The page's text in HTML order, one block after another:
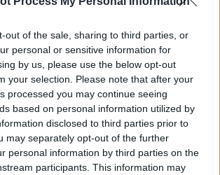
out of the sale, sharing to third parties, or
personal or sensitive information for
by us, please use the below opt-out
your selection. Please note that after your
processed you may continue seeing
based on personal information utilized by
disclosed to third parties prior to
may separately opt-out of the further
personal information by third parties on the
participants. This information may